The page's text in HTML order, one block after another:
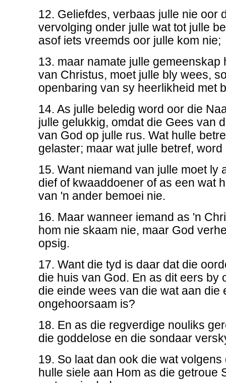
12. Geliefdes, verbaas julle nie oor
vervolging onder julle wat tot julle
asof iets vreemds oor julle kom nie;
13. maar namate julle gemeenskap
van Christus, moet julle bly wees,
openbaring van sy heerlikheid met
14. As julle beledig word oor die
julle gelukkig, omdat die Gees van
van God op julle rus. Wat hulle
gelaster; maar wat julle betref,
15. Want niemand van julle moet ly
dief of kwaaddoener of as een wat
van 'n ander bemoei nie.
16. Maar wanneer iemand as 'n
hom nie skaam nie, maar God
opsig.
17. Want die tyd is daar dat die
die huis van God. En as dit eers by
die einde wees van die wat aan die
ongehoorsaam is?
18. En as die regverdige nouliks
die goddelose en die sondaar
19. So laat dan ook die wat volgens
hulle siele aan Hom as die getroue